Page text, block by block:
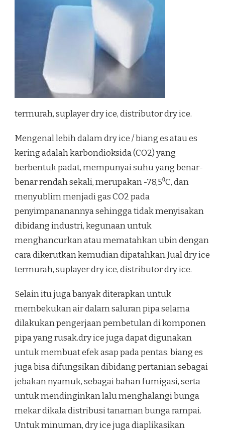
termurah, suplayer dry ice, distributor dry ice.
Mengenal lebih dalam dry ice / biang es atau es
kering adalah karbondioksida (CO2) yang
berbentuk padat, mempunyai suhu yang benar-
benar rendah sekali, merupakan -78,5⁰C, dan
menyublim menjadi gas CO2 pada
penyimpananannya sehingga tidak menyisakan
dibidang industri, kegunaan untuk
menghancurkan atau mematahkan ubin dengan
cara dikerutkan kemudian dipatahkan.Jual dry ice
termurah, suplayer dry ice, distributor dry ice.
Selain itu juga banyak diterapkan untuk
membekukan air dalam saluran pipa selama
dilakukan pengerjaan pembetulan di komponen
pipa yang rusak.dry ice juga dapat digunakan
untuk membuat efek asap pada pentas. biang es
juga bisa difungsikan dibidang pertanian sebagai
jebakan nyamuk, sebagai bahan fumigasi, serta
untuk mendinginkan lalu menghalangi bunga
mekar dikala distribusi tanaman bunga rampai.
Untuk minuman, dry ice juga diaplikasikan